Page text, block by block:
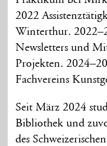
2022
Winterthur.
Newsletters und
Projekten.
Fachvereins
Seit März 2024
Bibliothek und
des